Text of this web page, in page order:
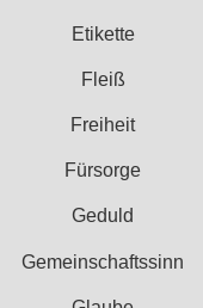
Etikette
Fleiß
Freiheit
Fürsorge
Geduld
Gemeinschaftssinn